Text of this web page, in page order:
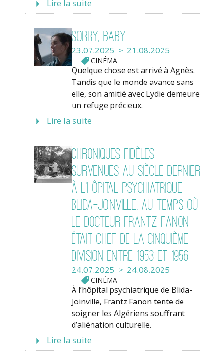
Lire la suite
Sorry, Baby
23.07.2025 > 21.08.2025
CINÉMA
Quelque chose est arrivé à Agnès.
Tandis que le monde avance sans
elle, son amitié avec Lydie demeure
un refuge précieux.
Lire la suite
Chroniques fidèles
survenues au siècle dernier
à l’hôpital psychiatrique
Blida-Joinville, au temps où
le Docteur Frantz Fanon
était chef de la cinquième
division entre 1953 et 1956
24.07.2025 > 24.08.2025
CINÉMA
À l’hôpital psychiatrique de Blida-
Joinville, Frantz Fanon tente de
soigner les Algériens souffrant
d’aliénation culturelle.
Lire la suite